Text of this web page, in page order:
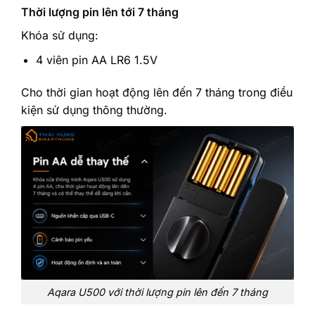
Thời lượng pin lên tới 7 tháng
Khóa sử dụng:
4 viên pin AA LR6 1.5V
Cho thời gian hoạt động lên đến 7 tháng trong điều
kiện sử dụng thông thường.
Aqara U500 với thời lượng pin lên đến 7 tháng